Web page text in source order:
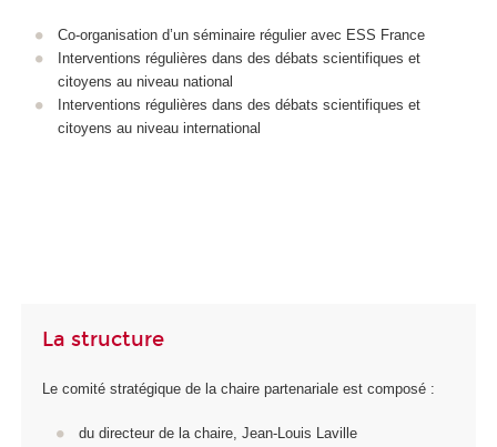
Co-organisation d’un séminaire régulier avec ESS France
Interventions régulières dans des débats scientifiques et
citoyens au niveau national
Interventions régulières dans des débats scientifiques et
citoyens au niveau international
La structure
Le comité stratégique de la chaire partenariale est composé :
du directeur de la chaire, Jean-Louis Laville